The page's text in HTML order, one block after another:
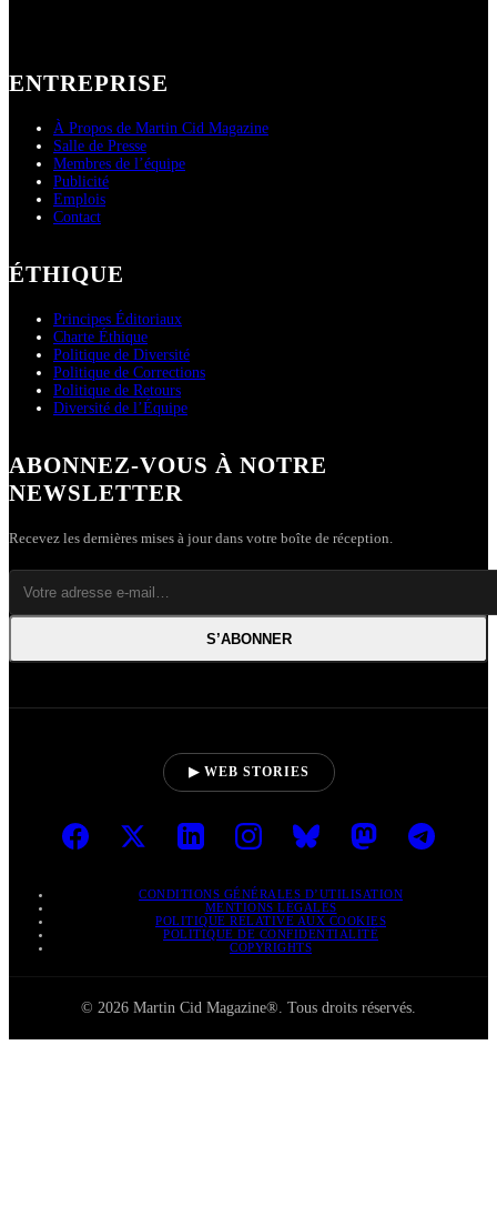
ENTREPRISE
À Propos de Martin Cid Magazine
Salle de Presse
Membres de l’équipe
Publicité
Emplois
Contact
ÉTHIQUE
Principes Éditoriaux
Charte Éthique
Politique de Diversité
Politique de Corrections
Politique de Retours
Diversité de l’Équipe
ABONNEZ-VOUS À NOTRE
NEWSLETTER
Recevez les dernières mises à jour dans votre boîte de réception.
S’ABONNER
▶ WEB STORIES
CONDITIONS GÉNÉRALES D’UTILISATION
MENTIONS LÉGALES
POLITIQUE RELATIVE AUX COOKIES
POLITIQUE DE CONFIDENTIALITÉ
COPYRIGHTS
© 2026 Martin Cid Magazine®. Tous droits réservés.